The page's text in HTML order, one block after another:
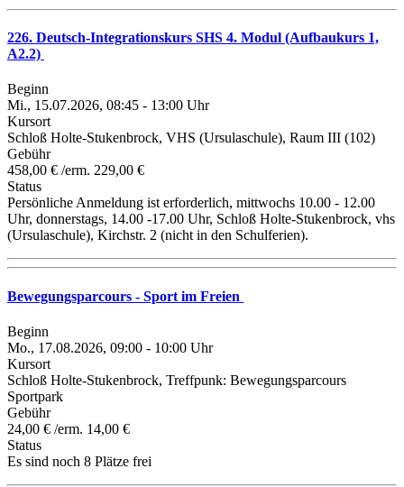
226. Deutsch-Integrationskurs SHS 4. Modul (Aufbaukurs 1,
A2.2)
Beginn
Mi., 15.07.2026, 08:45 - 13:00 Uhr
Kursort
Schloß Holte-Stukenbrock, VHS (Ursulaschule), Raum III (102)
Gebühr
458,00 € /erm. 229,00 €
Status
Persönliche Anmeldung ist erforderlich, mittwochs 10.00 - 12.00
Uhr, donnerstags, 14.00 -17.00 Uhr, Schloß Holte-Stukenbrock, vhs
(Ursulaschule), Kirchstr. 2 (nicht in den Schulferien).
Bewegungsparcours - Sport im Freien
Beginn
Mo., 17.08.2026, 09:00 - 10:00 Uhr
Kursort
Schloß Holte-Stukenbrock, Treffpunk: Bewegungsparcours
Sportpark
Gebühr
24,00 € /erm. 14,00 €
Status
Es sind noch 8 Plätze frei